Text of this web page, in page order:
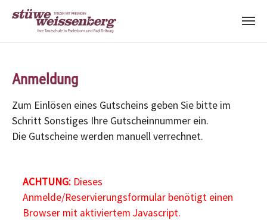
Anmeldung
Zum Einlösen eines Gutscheins geben Sie bitte im
Schritt Sonstiges Ihre Gutscheinnummer ein.
Die Gutscheine werden manuell verrechnet.
ACHTUNG:Dieses
Anmelde/Reservierungsformular benötigt einen
Browser mit aktiviertem Javascript.